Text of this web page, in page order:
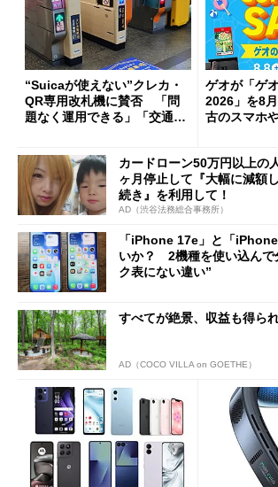
“Suicaが使えない”クレカ・
QR専用改札機に賛否 「問
題なく運用できる」「交通系I
ゲオが「ゲ
2026」を8
古のスマホ
カードローン50万円以上の
ヶ月停止して『大幅に減額
続き』を利用して！
AD（渋谷法務総合事務所）
「iPhone 17e」と「
いか？ 2機種を使い込んで
ク表にない違い”
すべてが絶景、収益も得ら
AD（COCO VILLA on GOETHE）